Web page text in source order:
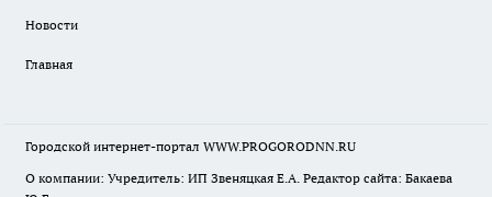
Новости
Главная
Городской интернет-портал WWW.PROGORODNN.RU
О компании: Учредитель: ИП Звеняцкая Е.А. Редактор сайта: Бакаева